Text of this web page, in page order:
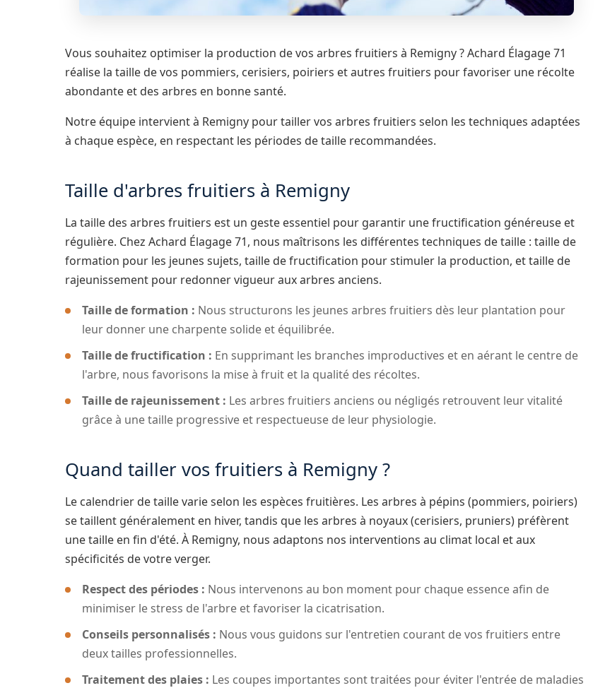
Vous souhaitez optimiser la production de vos arbres fruitiers à Remigny ? Achard Élagage 71
réalise la taille de vos pommiers, cerisiers, poiriers et autres fruitiers pour favoriser une récolte
abondante et des arbres en bonne santé.
Notre équipe intervient à Remigny pour tailler vos arbres fruitiers selon les techniques adaptées
à chaque espèce, en respectant les périodes de taille recommandées.
Taille d'arbres fruitiers à Remigny
La taille des arbres fruitiers est un geste essentiel pour garantir une fructification généreuse et
régulière. Chez Achard Élagage 71, nous maîtrisons les différentes techniques de taille : taille de
formation pour les jeunes sujets, taille de fructification pour stimuler la production, et taille de
rajeunissement pour redonner vigueur aux arbres anciens.
Taille de formation : Nous structurons les jeunes arbres fruitiers dès leur plantation pour
leur donner une charpente solide et équilibrée.
Taille de fructification : En supprimant les branches improductives et en aérant le centre de
l'arbre, nous favorisons la mise à fruit et la qualité des récoltes.
Taille de rajeunissement : Les arbres fruitiers anciens ou négligés retrouvent leur vitalité
grâce à une taille progressive et respectueuse de leur physiologie.
Quand tailler vos fruitiers à Remigny ?
Le calendrier de taille varie selon les espèces fruitières. Les arbres à pépins (pommiers, poiriers)
se taillent généralement en hiver, tandis que les arbres à noyaux (cerisiers, pruniers) préfèrent
une taille en fin d'été. À Remigny, nous adaptons nos interventions au climat local et aux
spécificités de votre verger.
Respect des périodes : Nous intervenons au bon moment pour chaque essence afin de
minimiser le stress de l'arbre et favoriser la cicatrisation.
Conseils personnalisés : Nous vous guidons sur l'entretien courant de vos fruitiers entre
deux tailles professionnelles.
Traitement des plaies : Les coupes importantes sont traitées pour éviter l'entrée de maladies